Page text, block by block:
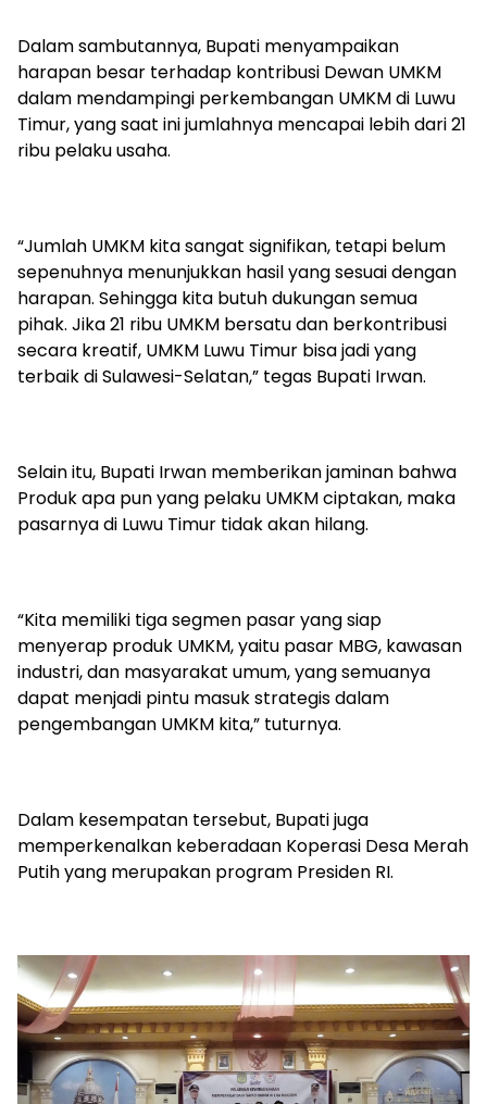
Dalam sambutannya, Bupati menyampaikan
harapan besar terhadap kontribusi Dewan UMKM
dalam mendampingi perkembangan UMKM di Luwu
Timur, yang saat ini jumlahnya mencapai lebih dari 21
ribu pelaku usaha.
“Jumlah UMKM kita sangat signifikan, tetapi belum
sepenuhnya menunjukkan hasil yang sesuai dengan
harapan. Sehingga kita butuh dukungan semua
pihak. Jika 21 ribu UMKM bersatu dan berkontribusi
secara kreatif, UMKM Luwu Timur bisa jadi yang
terbaik di Sulawesi-Selatan,” tegas Bupati Irwan.
Selain itu, Bupati Irwan memberikan jaminan bahwa
Produk apa pun yang pelaku UMKM ciptakan, maka
pasarnya di Luwu Timur tidak akan hilang.
“Kita memiliki tiga segmen pasar yang siap
menyerap produk UMKM, yaitu pasar MBG, kawasan
industri, dan masyarakat umum, yang semuanya
dapat menjadi pintu masuk strategis dalam
pengembangan UMKM kita,” tuturnya.
Dalam kesempatan tersebut, Bupati juga
memperkenalkan keberadaan Koperasi Desa Merah
Putih yang merupakan program Presiden RI.